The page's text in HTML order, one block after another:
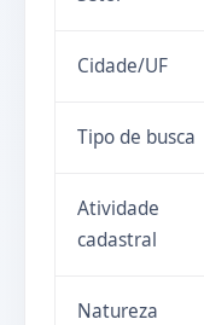
Cidade/UF
Tipo de busca
Atividade
cadastral
Natureza